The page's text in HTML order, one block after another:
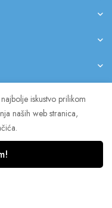
pridržana.
iskustvo prilikom
naših web stranica,